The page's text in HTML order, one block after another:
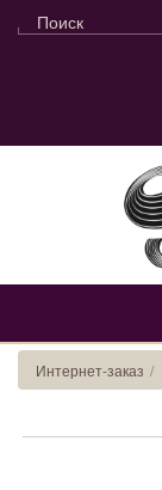
Интернет-заказ